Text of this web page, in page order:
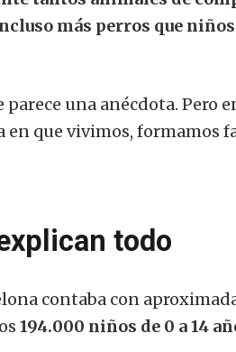
más perros que
parece una anécdota. Pero
que vivimos, formamos
todo
contaba con
194.000 niños de 0 a 14